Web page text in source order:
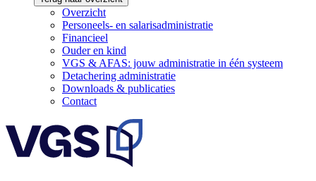
Overzicht
Personeels- en salarisadministratie
Financieel
Ouder en kind
VGS & AFAS: jouw administratie in één systeem
Detachering administratie
Downloads & publicaties
Contact